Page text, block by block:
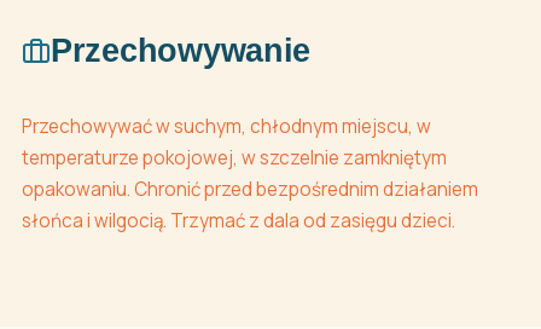
Przechowywanie
Przechowywać w suchym, chłodnym miejscu, w
temperaturze pokojowej, w szczelnie zamkniętym
opakowaniu. Chronić przed bezpośrednim działaniem
słońca i wilgocią. Trzymać z dala od zasięgu dzieci.